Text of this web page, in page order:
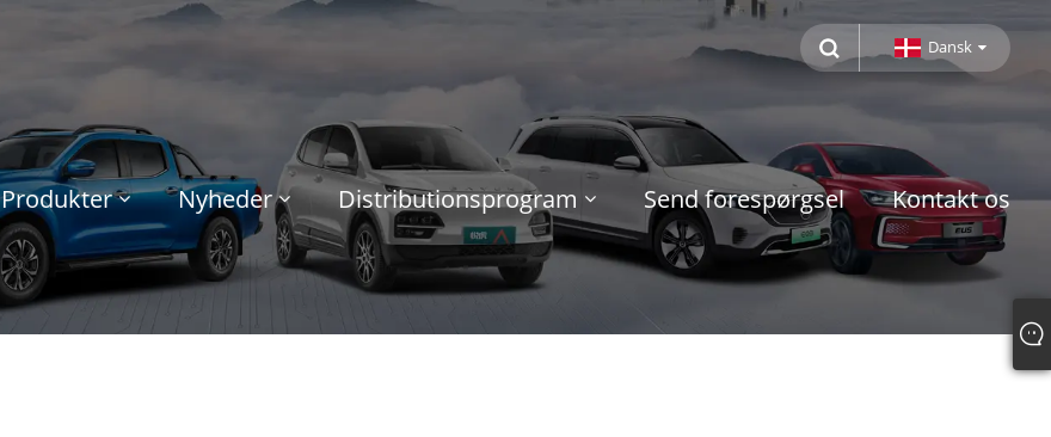
Dansk
Produkter Nyheder Distributionsprogram Send forespørgsel Kontakt os